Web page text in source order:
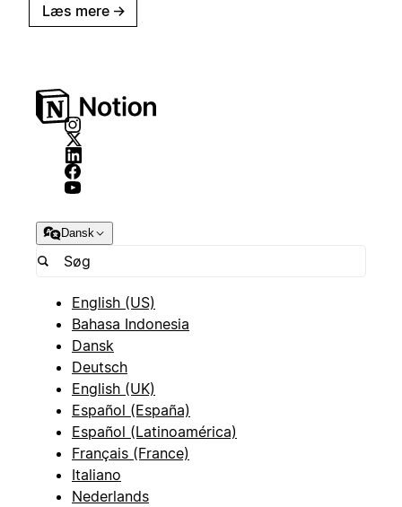
Læs mere →
Dansk
English (US)
Bahasa Indonesia
Dansk
Deutsch
English (UK)
Español (España)
Español (Latinoamérica)
Français (France)
Italiano
Nederlands